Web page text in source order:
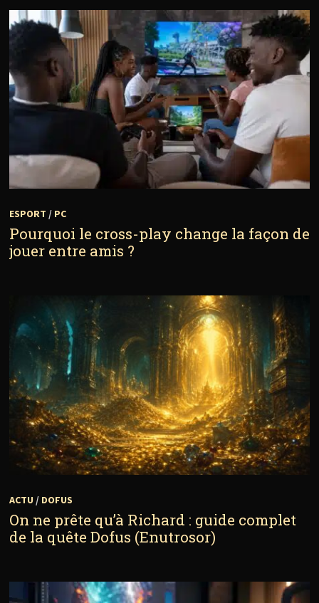
ESPORT / PC
Pourquoi le cross-play change la façon de
jouer entre amis ?
ACTU / DOFUS
On ne prête qu’à Richard : guide complet
de la quête Dofus (Enutrosor)